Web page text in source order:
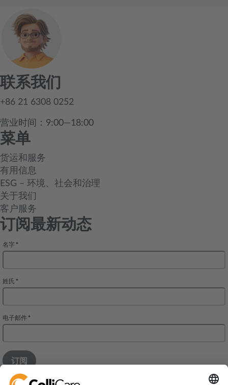
联系我们
+86 21 6308 0252
营业时间：9:00—18:00
菜单
货运和服务
有用信息
ESG – 环境、社会和治理
关于我们
客户服务
订阅最新动态